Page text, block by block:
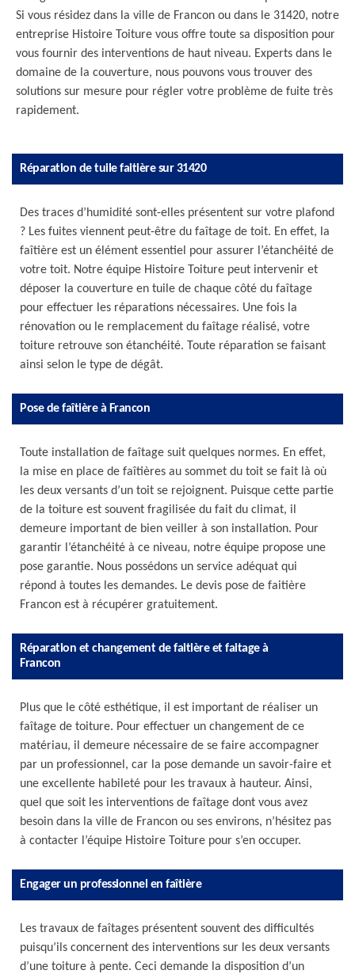
Si vous résidez dans la ville de Francon ou dans le 31420, notre
entreprise Histoire Toiture vous offre toute sa disposition pour
vous fournir des interventions de haut niveau. Experts dans le
domaine de la couverture, nous pouvons vous trouver des
solutions sur mesure pour régler votre problème de fuite très
rapidement.
Réparation de tuile faitière sur 31420
Des traces d’humidité sont-elles présentent sur votre plafond
? Les fuites viennent peut-être du faîtage de toit. En effet, la
faîtière est un élément essentiel pour assurer l’étanchéité de
votre toit. Notre équipe Histoire Toiture peut intervenir et
déposer la couverture en tuile de chaque côté du faîtage
pour effectuer les réparations nécessaires. Une fois la
rénovation ou le remplacement du faîtage réalisé, votre
toiture retrouve son étanchéité. Toute réparation se faisant
ainsi selon le type de dégât.
Pose de faîtière à Francon
Toute installation de faîtage suit quelques normes. En effet,
la mise en place de faîtières au sommet du toit se fait là où
les deux versants d’un toit se rejoignent. Puisque cette partie
de la toiture est souvent fragilisée du fait du climat, il
demeure important de bien veiller à son installation. Pour
garantir l’étanchéité à ce niveau, notre équipe propose une
pose garantie. Nous possédons un service adéquat qui
répond à toutes les demandes. Le devis pose de faitière
Francon est à récupérer gratuitement.
Réparation et changement de faitière et faitage à
Francon
Plus que le côté esthétique, il est important de réaliser un
faîtage de toiture. Pour effectuer un changement de ce
matériau, il demeure nécessaire de se faire accompagner
par un professionnel, car la pose demande un savoir-faire et
une excellente habileté pour les travaux à hauteur. Ainsi,
quel que soit les interventions de faîtage dont vous avez
besoin dans la ville de Francon ou ses environs, n’hésitez pas
à contacter l’équipe Histoire Toiture pour s’en occuper.
Engager un professionnel en faîtière
Les travaux de faîtages présentent souvent des difficultés
puisqu’ils concernent des interventions sur les deux versants
d’une toiture à pente. Ceci demande la disposition d’un